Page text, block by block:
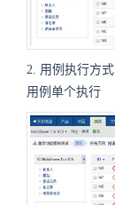
2. 用例执行方式
用例单个执行